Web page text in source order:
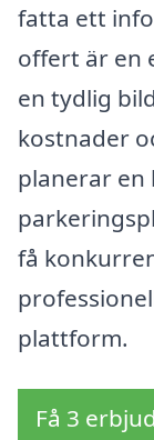
fatta ett
offert är en
en tydlig
kostnader
planerar
få
plattform.
Få 3